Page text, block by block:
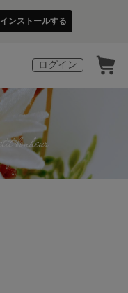
インストールする
ログイン